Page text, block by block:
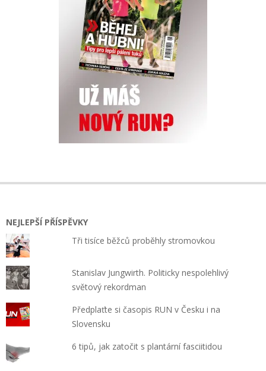
NEJLEPŠÍ PŘÍSPĚVKY
Tři tisíce běžců proběhly stromovkou
Stanislav Jungwirth. Politicky nespolehlivý
světový rekordman
Předplaťte si časopis RUN v Česku i na
Slovensku
6 tipů, jak zatočit s plantární fasciitidou